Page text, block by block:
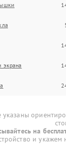
экрана
на
и укажем